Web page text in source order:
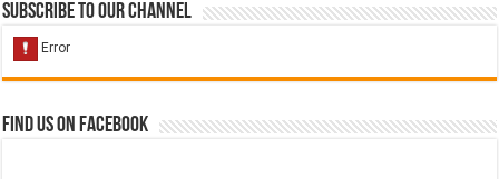
Subscribe to our Channel
Find us on Facebook